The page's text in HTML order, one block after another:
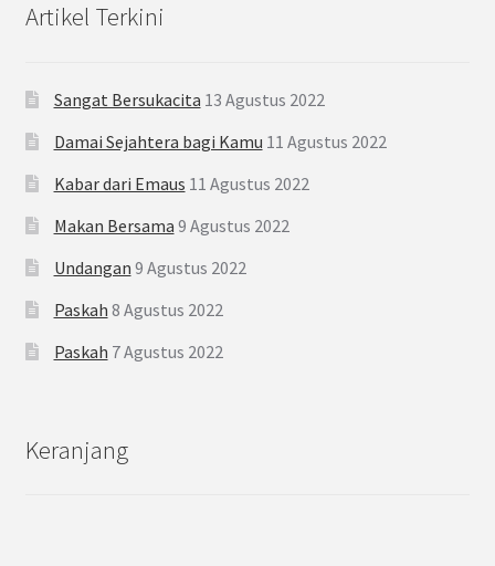
Artikel Terkini
Sangat Bersukacita 13 Agustus 2022
Damai Sejahtera bagi Kamu 11 Agustus 2022
Kabar dari Emaus 11 Agustus 2022
Makan Bersama 9 Agustus 2022
Undangan 9 Agustus 2022
Paskah 8 Agustus 2022
Paskah 7 Agustus 2022
Keranjang